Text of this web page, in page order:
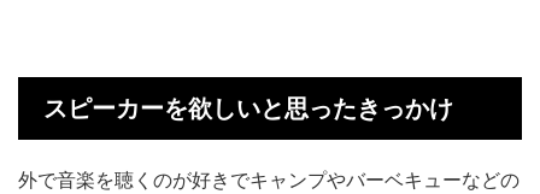
スピーカーを欲しいと思ったきっかけ
外で音楽を聴くのが好きでキャンプやバーベキューなどの